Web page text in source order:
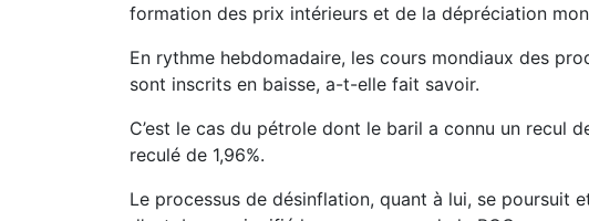
formation des prix intérieurs et de la dépréciation
En rythme hebdomadaire, les cours mondiaux des
sont inscrits en baisse, a-t-elle fait savoir.
C’est le cas du pétrole dont le baril a connu un recul
reculé de 1,96%.
Le processus de désinflation, quant à lui, se poursuit